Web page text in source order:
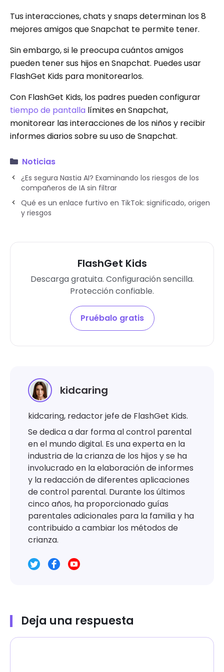
Tus interacciones, chats y snaps determinan los 8
mejores amigos que Snapchat te permite tener.
Sin embargo, si le preocupa cuántos amigos
pueden tener sus hijos en Snapchat. Puedes usar
FlashGet Kids para monitorearlos.
Con FlashGet Kids, los padres pueden configurar
tiempo de pantalla límites en Snapchat,
monitorear las interacciones de los niños y recibir
informes diarios sobre su uso de Snapchat.
Noticias
¿Es segura Nastia AI? Examinando los riesgos de los
compañeros de IA sin filtrar
Qué es un enlace furtivo en TikTok: significado, origen
y riesgos
FlashGet Kids
Descarga gratuita. Configuración sencilla.
Protección confiable.
Pruébalo gratis
kidcaring
kidcaring, redactor jefe de FlashGet Kids.
Se dedica a dar forma al control parental
en el mundo digital. Es una experta en la
industria de la crianza de los hijos y se ha
involucrado en la elaboración de informes
y la redacción de diferentes aplicaciones
de control parental. Durante los últimos
cinco años, ha proporcionado guías
parentales adicionales para la familia y ha
contribuido a cambiar los métodos de
crianza.
Deja una respuesta